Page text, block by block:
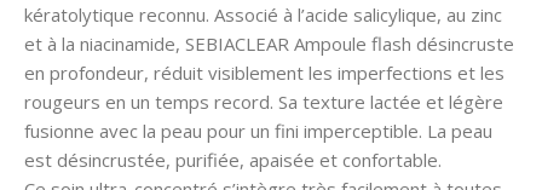
kératolytique reconnu. Associé à l’acide salicylique, au zinc
et à la niacinamide, SEBIACLEAR Ampoule flash désincruste
en profondeur, réduit visiblement les imperfections et les
rougeurs en un temps record. Sa texture lactée et légère
fusionne avec la peau pour un fini imperceptible. La peau
est désincrustée, purifiée, apaisée et confortable.